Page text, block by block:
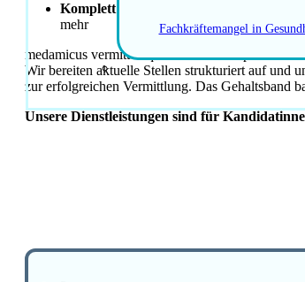
Fachkräftemangel in
Komplett kostenloser Relocation-Service
mehr
medamicus vermittelt qualifizierte Fachpersonen
Wir bereiten aktuelle Stellen strukturiert auf und
zur erfolgreichen Vermittlung. Das Gehaltsband
Unsere Dienstleistungen sind für